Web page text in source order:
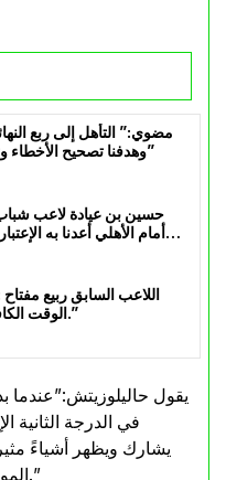
مضوي:” التأهل إلى ربع
وهدفنا تصحيح الأخطاء وتحقيق الصدارة”
حسين بن عيادة لاعب شباب
أمام الأهلي أعدنا به
اللاعب السابق ربيع
الوقت الكافي لبيتكوفيتش.”
يقول حاليلوزيتش:”عندما
في الدرجة الثانية
يشارك ويظهر أشياءً
المواهب الجديدة، خصوصًا في الهجوم.”